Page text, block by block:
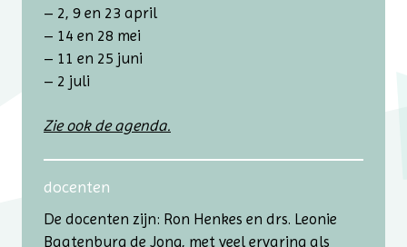
– 2, 9 en 23 april
– 14 en 28 mei
– 11 en 25 juni
– 2 juli
Zie ook de agenda.
docenten
De docenten zijn: Ron Henkes en drs. Leonie
Baatenburg de Jong, met veel ervaring als